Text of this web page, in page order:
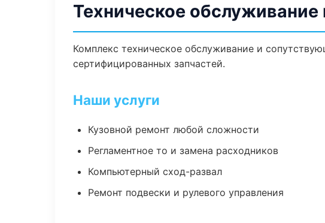
Техническое обслуживание
Комплекс техническое обслуживание и
сертифицированных запчастей.
Наши услуги
Кузовной ремонт любой сложности
Регламентное то и замена расходников
Компьютерный сход-развал
Ремонт подвески и рулевого управления